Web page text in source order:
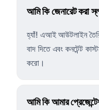
আমি কি জেনারেট করা
হ্যাঁ! এআই আউটলাইন
বাদ দিতে এবং কনটেন্ট
করো।
আমি কি আমার